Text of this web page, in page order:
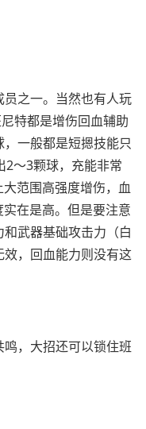
之一。当然也有人玩
特都是增伤回血辅助
一般都是短摁技能只
2～3颗球，充能非常
范围高强度增伤，血
在是高。但是要注意
武器基础攻击力（白
，回血能力则没有这
，大招还可以锁住班